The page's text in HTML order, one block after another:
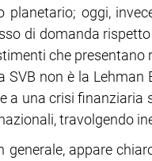
planetario; oggi,
di domanda
che presentano
SVB non è la Lehman
a una crisi finanziaria
travolgendo
generale, appare